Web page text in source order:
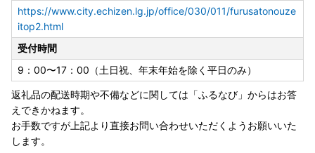
す。
■2026年8月8日（土）～2026年8月16日（日）
※上記期間は、返礼品のお届けを控えさせていただきます
が、一部の返礼品については、
お盆期間中も発送を行います。詳細は、自治体窓口にご確認
ください。
※上記期間は、お問い合わせ窓口休業期間です。
お問い合わせメールの8月8日受信分からは、営業再開日以
降に順次対応させていただきます。
お急ぎの場合は、営業日の営業時間内（10:00～17:00)にお
https://www.city.echizen.lg.jp/office/030/011/furusatonouze
itop2.html
受付時間
9：00〜17：00（土日祝、年末年始を除く平日のみ）
返礼品の配送時期や不備などに関しては「ふるなび」からはお答
えできかねます。
お手数ですが上記より直接お問い合わせいただくようお願いいた
します。